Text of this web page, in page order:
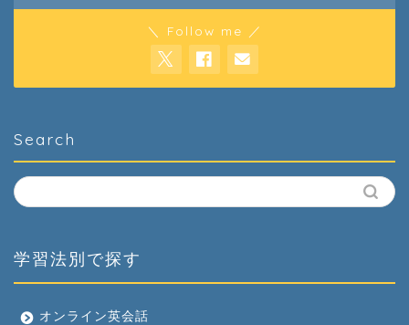
＼ Follow me ／
Search
学習法別で探す
オンライン英会話